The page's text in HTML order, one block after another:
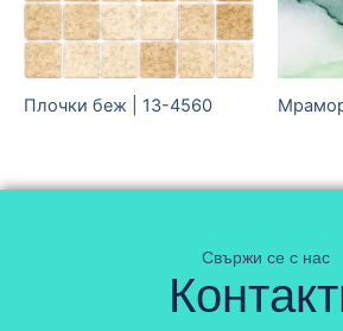
Плочки беж | 13-4560
Свържи се с нас